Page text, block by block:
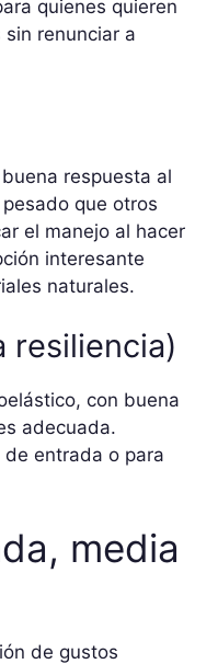
quienes quieren
renunciar a
respuesta al
que otros
el manejo al hacer
interesante
naturales.
resiliencia)
con buena
adecuada.
de entrada o para
media
de gustos